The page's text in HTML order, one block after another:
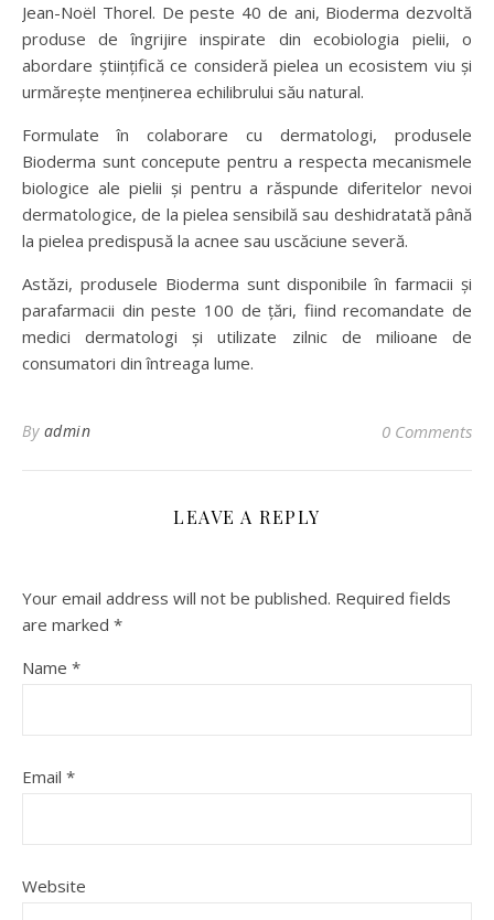
Jean-Noël Thorel. De peste 40 de ani, Bioderma dezvoltă
produse de îngrijire inspirate din ecobiologia pielii, o
abordare științifică ce consideră pielea un ecosistem viu și
urmărește menținerea echilibrului său natural.
Formulate în colaborare cu dermatologi, produsele
Bioderma sunt concepute pentru a respecta mecanismele
biologice ale pielii și pentru a răspunde diferitelor nevoi
dermatologice, de la pielea sensibilă sau deshidratată până
la pielea predispusă la acnee sau uscăciune severă.
Astăzi, produsele Bioderma sunt disponibile în farmacii și
parafarmacii din peste 100 de țări, fiind recomandate de
medici dermatologi și utilizate zilnic de milioane de
consumatori din întreaga lume.
By admin 0 Comments
LEAVE A REPLY
Your email address will not be published. Required fields
are marked *
Name *
Email *
Website